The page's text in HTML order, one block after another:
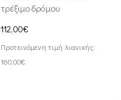
τρέξιμο δρόμου
112,00€
Προτεινόμενη τιμή λιανικής:
160,00€